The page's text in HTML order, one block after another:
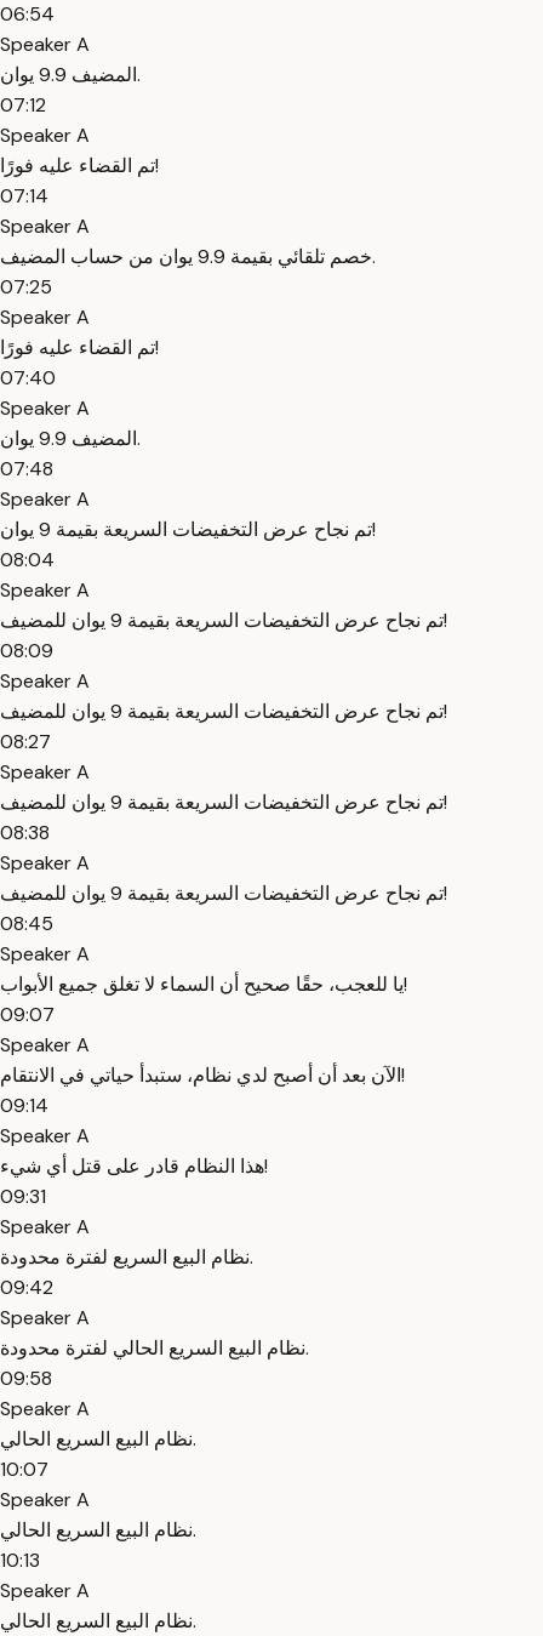
06:54
Speaker A
المضيف 9.9 يوان.
07:12
Speaker A
تم القضاء عليه فورًا!
07:14
Speaker A
خصم تلقائي بقيمة 9.9 يوان من حساب المضيف.
07:25
Speaker A
تم القضاء عليه فورًا!
07:40
Speaker A
المضيف 9.9 يوان.
07:48
Speaker A
تم نجاح عرض التخفيضات السريعة بقيمة 9 يوان!
08:04
Speaker A
تم نجاح عرض التخفيضات السريعة بقيمة 9 يوان للمضيف!
08:09
Speaker A
تم نجاح عرض التخفيضات السريعة بقيمة 9 يوان للمضيف!
08:27
Speaker A
تم نجاح عرض التخفيضات السريعة بقيمة 9 يوان للمضيف!
08:38
Speaker A
تم نجاح عرض التخفيضات السريعة بقيمة 9 يوان للمضيف!
08:45
Speaker A
يا للعجب، حقًا صحيح أن السماء لا تغلق جميع الأبواب!
09:07
Speaker A
الآن بعد أن أصبح لدي نظام، ستبدأ حياتي في الانتقام!
09:14
Speaker A
هذا النظام قادر على قتل أي شيء!
09:31
Speaker A
نظام البيع السريع لفترة محدودة.
09:42
Speaker A
نظام البيع السريع الحالي لفترة محدودة.
09:58
Speaker A
نظام البيع السريع الحالي.
10:07
Speaker A
نظام البيع السريع الحالي.
10:13
Speaker A
نظام البيع السريع الحالي.